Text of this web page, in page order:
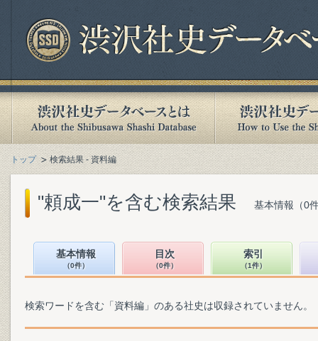
トップ 検索結果 - 資料編
"頼成一"を含む検索結果 基本情報（0
基本情報
（0件）
目次
（0件）
索引
（1件）
検索ワードを含む「資料編」のある社史は収録されていません。